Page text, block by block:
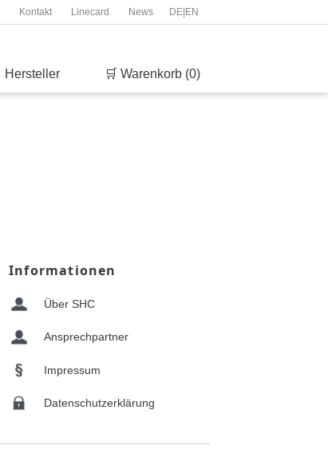
DE| EN
Kontakt Linecard News
Hersteller 🛒 Warenkorb (0)
Informationen
Über SHC
Ansprechpartner
Impressum
Datenschutzerklärung